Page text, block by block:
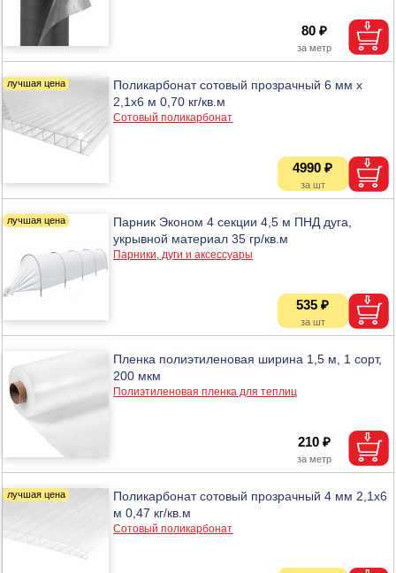
80 ₽
Поликарбонат сотовый прозрачный 6 мм х
2,1х6 м 0,70 кг/кв.м
Сотовый поликарбонат
4990 ₽
Парник Эконом 4 секции 4,5 м ПНД дуга,
укрывной материал 35 гр/кв.м
Парники, дуги и аксессуары
535 ₽
Пленка полиэтиленовая ширина 1,5 м, 1 сорт,
200 мкм
Полиэтиленовая пленка для теплиц
210 ₽
Поликарбонат сотовый прозрачный 4 мм 2,1х6
м 0,47 кг/кв.м
Сотовый поликарбонат